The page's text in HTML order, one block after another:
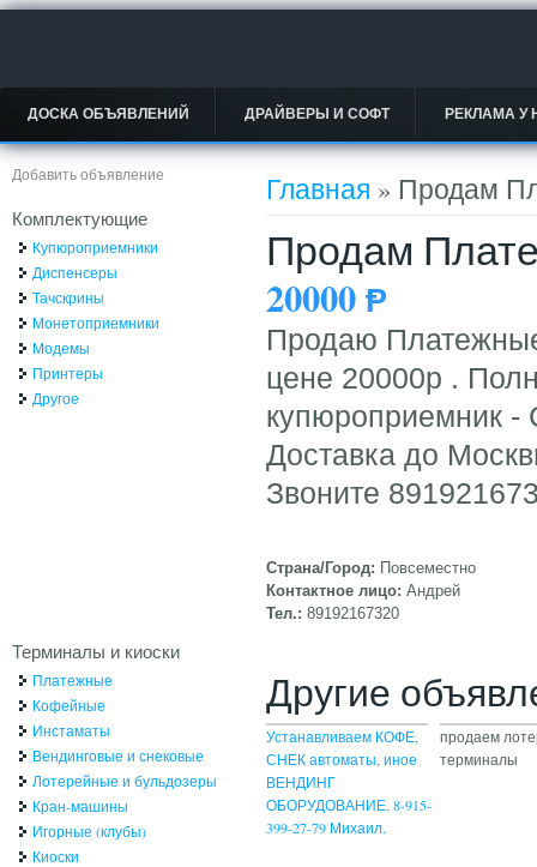
ДОСКА ОБЪЯВЛЕНИЙ ДРАЙВЕРЫ И СОФТ РЕКЛАМА У
Вы здесь
Главная » Продам
Продам
20000 Ᵽ
Продаю
цене 20000р .
купюроприемник -
Доставка до
Звоните
Страна/Город: Повсеместно
Контактное лицо: Андрей
Тел.: 89192167320
Другие
Устанавливаем КОФЕ,
СНЕК автоматы, иное
ВЕНДИНГ
ОБОРУДОВАНИЕ. 8-915-
399-27-79 Михаил.
продаем
терминалы
Добавить объявление
Комплектующие
Купюроприемники
Диспенсеры
Тачскрины
Монетоприемники
Модемы
Принтеры
Другое
Терминалы и киоски
Платежные
Кофейные
Инстаматы
Вендинговые и снековые
Лотерейные и бульдозеры
Кран-машины
Игорные (клубы)
Киоски